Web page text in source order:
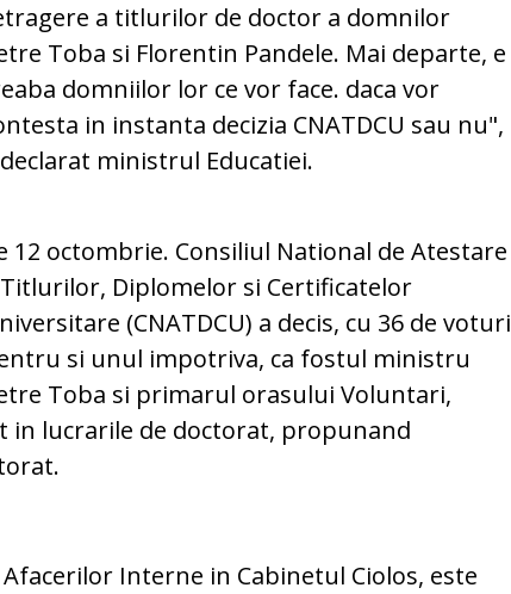
a titlurilor de doctor a domnilor
Toba si Florentin Pandele. Mai departe, e
domniilor lor ce vor face. daca vor
in instanta decizia CNATDCU sau nu",
ministrul Educatiei.
12 octombrie. Consiliul National de Atestare
Diplomelor si Certificatelor
(CNATDCU) a decis, cu 36 de voturi
si unul impotriva, ca fostul ministru
Toba si primarul orasului Voluntari,
in lucrarile de doctorat, propunand
Interne in Cabinetul Ciolos, este